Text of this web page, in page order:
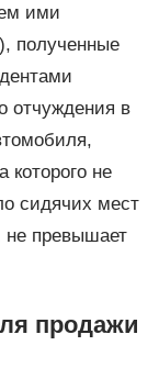
ими
полученные
отчуждения в
не
сидячих мест
не превышает
продажи